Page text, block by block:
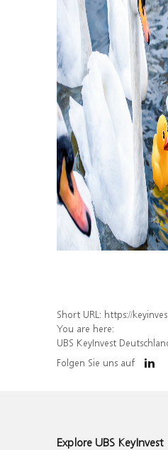
Short URL: https://keyinvest-de.ubs.com/
You are here:
UBS KeyInvest
Folgen Sie uns auf
Explore UBS KeyInvest